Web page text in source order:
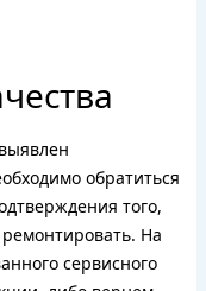
обратиться
того,
На
сервисного